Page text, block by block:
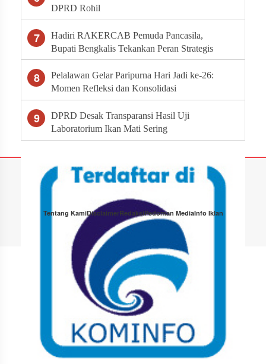
DPRD Rohil
7
Hadiri RAKERCAB Pemuda Pancasila,
Bupati Bengkalis Tekankan Peran Strategis
Ormas dalam Pembangunan Daerah
8
Pelalawan Gelar Paripurna Hari Jadi ke-26:
Momen Refleksi dan Konsolidasi
Pembangunan
9
DPRD Desak Transparansi Hasil Uji
Laboratorium Ikan Mati Sering
Tentang KamiDisclaimerRedaksiPedoman MediaInfo Iklan
Copyright © 2026 Tabloid Narasi · All Rights Reserved.